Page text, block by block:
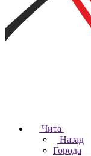
Чита
Назад
Города